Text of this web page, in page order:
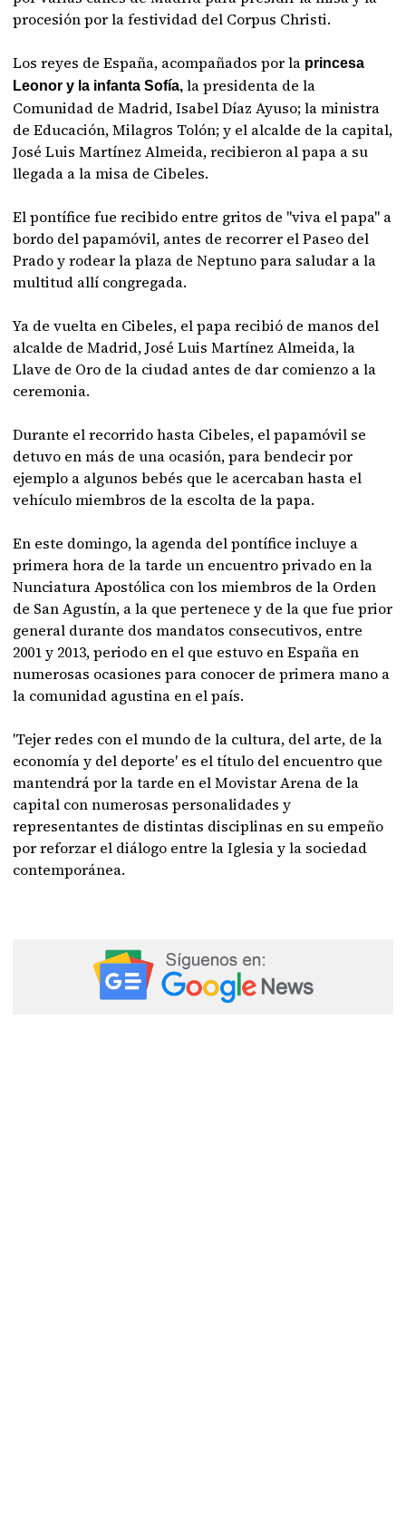
procesión por la festividad del Corpus Christi.
Los reyes de España, acompañados por la princesa
Leonor y la infanta Sofía, la presidenta de la
Comunidad de Madrid, Isabel Díaz Ayuso; la ministra
de Educación, Milagros Tolón; y el alcalde de la capital,
José Luis Martínez Almeida, recibieron al papa a su
llegada a la misa de Cibeles.
El pontífice fue recibido entre gritos de "viva el papa" a
bordo del papamóvil, antes de recorrer el Paseo del
Prado y rodear la plaza de Neptuno para saludar a la
multitud allí congregada.
Ya de vuelta en Cibeles, el papa recibió de manos del
alcalde de Madrid, José Luis Martínez Almeida, la
Llave de Oro de la ciudad antes de dar comienzo a la
ceremonia.
Durante el recorrido hasta Cibeles, el papamóvil se
detuvo en más de una ocasión, para bendecir por
ejemplo a algunos bebés que le acercaban hasta el
vehículo miembros de la escolta de la papa.
En este domingo, la agenda del pontífice incluye a
primera hora de la tarde un encuentro privado en la
Nunciatura Apostólica con los miembros de la Orden
de San Agustín, a la que pertenece y de la que fue prior
general durante dos mandatos consecutivos, entre
2001 y 2013, periodo en el que estuvo en España en
numerosas ocasiones para conocer de primera mano a
la comunidad agustina en el país.
'Tejer redes con el mundo de la cultura, del arte, de la
economía y del deporte' es el título del encuentro que
mantendrá por la tarde en el Movistar Arena de la
capital con numerosas personalidades y
representantes de distintas disciplinas en su empeño
por reforzar el diálogo entre la Iglesia y la sociedad
contemporánea.